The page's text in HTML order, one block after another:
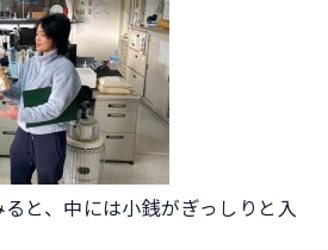
と、中には小銭がぎっしりと入